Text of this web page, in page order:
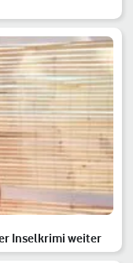
Inselkrimi weiter